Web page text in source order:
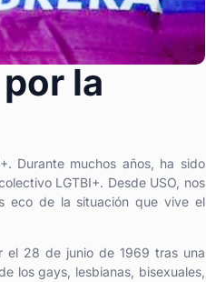
la
Durante muchos años, ha sido
LGTBI+. Desde USO, nos
eco de la situación que vive el
el 28 de junio de 1969 tras una
los gays, lesbianas, bisexuales,